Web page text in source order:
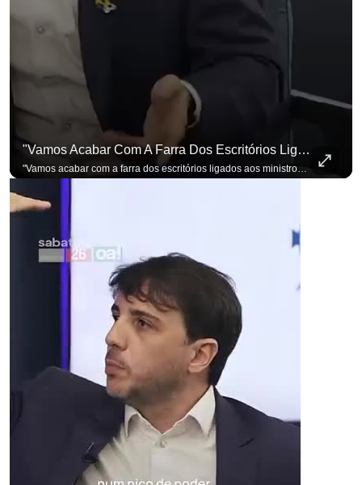
"Vamos Acabar Com A Farra Dos Escritórios Ligados Aos Ministros Do STF"
para não perder nenhuma atualização! Ouça O Antagonista nos